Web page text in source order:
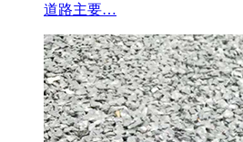
道路主要…